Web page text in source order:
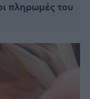
πληρωμές του